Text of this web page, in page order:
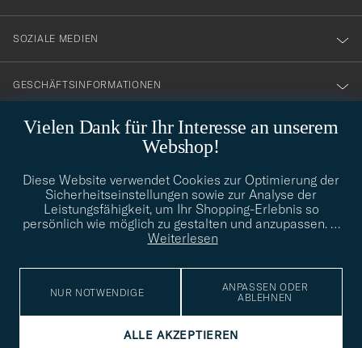
Vielen Dank für Ihr Interesse an unserem
Webshop!
Diese Website verwendet Cookies zur Optimierung der
Sicherheitseinstellungen sowie zur Analyse der
Leistungsfähigkeit, um Ihr Shopping-Erlebnis so
persönlich wie möglich zu gestalten und anzupassen. …
Weiterlesen
NUR NOTWENDIGE
ANPASSEN ODER
ABLEHNEN
ALLE AKZEPTIEREN
SOZIALE MEDIEN
GESCHÄFTSINFORMATIONEN
info@careofcarl.de
Benötigen Sie Hilfe bei der Suche nach Ihrem persönlichen Stil?
Wenden Sie sich an uns, wir helfen Ihnen gerne weiter!
STILBERATUNG